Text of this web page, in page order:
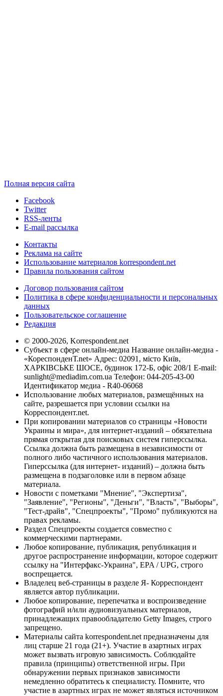
Полная версия сайта
Facebook
Twitter
RSS-ленты
E-mail рассылка
Контакты
Реклама на сайте
Использование материалов korrespondent.net
Правила пользования сайтом
Договор пользования сайтом
Политика в сфере конфиденциальности и персональных
данных
Пользовательское соглашение
Редакция
© 2000-2026, Korrespondent.net
Субъект в сфере онлайн-медиа Название онлайн-медиа -
«КореспонденТ.net» Адрес: 02091, місто Київ,
ХАРКІВСЬКЕ ШОСЕ, будинок 172-Б, офіс 208/1 E-mail:
sunlight@mediadim.com.ua Телефон: 044-205-43-00
Идентификатор медиа - R40-06068
Использование любых материалов, размещённых на
сайте, разрешается при условии ссылки на
Корреспондент.net.
При копировании материалов со страницы «Новости
Украины и мира», для интернет-изданий – обязательна
прямая открытая для поисковых систем гиперссылка.
Ссылка должна быть размещена в независимости от
полного либо частичного использования материалов.
Гиперссылка (для интернет- изданий) – должна быть
размещена в подзаголовке или в первом абзаце
материала.
Новости с пометками "Мнение", "Экспертиза",
"Заявление", "Регионы", "Деньги", "Власть", "Выборы",
"Тест-драйв", "Спецпроекты", "Промо" публикуются на
правах рекламы.
Раздел Спецпроекты создается совместно с
коммерческими партнерами.
Любое копирование, публикация, републикация и
другое распространение информации, которое содержит
ссылку на "Интерфакс-Украина", EPA / UPG, строго
воспрещается.
Владелец веб-страницы в разделе Я- Корреспондент
является автор публикации.
Любое копирование, перепечатка и воспроизведение
фотографий и/или аудиовизуальных материалов,
принадлежащих правообладателю Getty Images, строго
запрещено.
Материалы сайта korrespondent.net предназначены для
лиц старше 21 года (21+). Участие в азартных играх
может вызвать игровую зависимость. Соблюдайте
правила (принципы) ответственной игры. При
обнаружении первых признаков зависимости
немедленно обратитесь к специалисту. Помните, что
участие в азартных играх не может являться источником